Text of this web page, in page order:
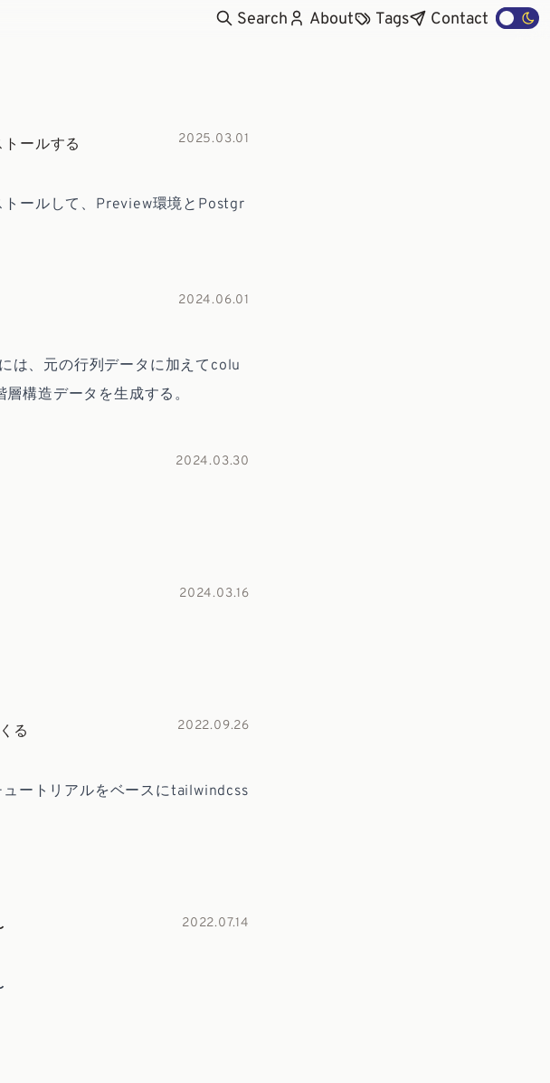
Search About Tags Contact
ールする 2025.03.01
ールして、Preview環境とPostgr
2024.06.01
は、元の行列データに加えてcolu
構造データを生成する。
2024.03.30
2024.03.16
る 2022.09.26
ートリアルをベースにtailwindcss
2022.07.14